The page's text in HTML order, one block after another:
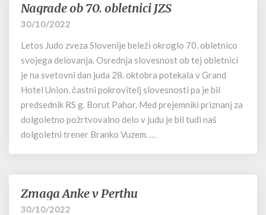
Nagrade
ob
obletnici
JZS
Nagrade ob 70. obletnici JZS
30/10/2022
Letos Judo zveza Slovenije beleži okroglo 70. obletnico
svojega delovanja. Osrednja slovesnost ob tej obletnici
je na svetovni dan juda 28. oktobra potekala v Grand
Hotel Union. častni pokrovitelj slovesnosti pa je bil
predsednik RS g. Borut Pahor. Med prejemniki priznanj za
dolgoletno požrtvovalno delo v judu je bil tudi naš
dolgoletni trener Branko Vuzem. …
Zmaga
Anke
Zmaga Anke v Perthu
30/10/2022